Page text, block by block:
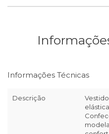
Informações Técnicas
Descrição